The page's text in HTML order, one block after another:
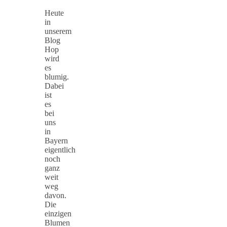
Heute
in
unserem
Blog
Hop
wird
es
blumig.
Dabei
ist
es
bei
uns
in
Bayern
eigentlich
noch
ganz
weit
weg
davon.
Die
einzigen
Blumen